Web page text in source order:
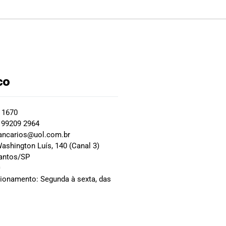
2964
Luís, 140 (Canal 3)
SP
Segunda à sexta, das